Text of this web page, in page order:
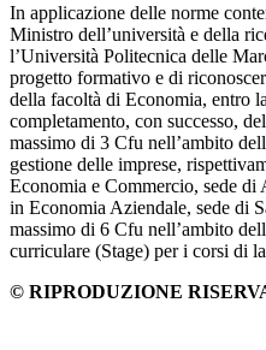
In applicazione delle norme
Ministro dell’università e della
l’Università Politecnica delle
progetto formativo e di
della facoltà di Economia, entro
completamento, con successo,
massimo di 3 Cfu nell’ambito
gestione delle imprese,
Economia e Commercio, sede di
in Economia Aziendale, sede di
massimo di 6 Cfu nell’ambito
curriculare (Stage) per i corsi di
© RIPRODUZIONE